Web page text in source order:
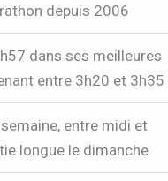
depuis 2006
dans ses meilleures
entre 3h20 et 3h35
entre midi et
longue le dimanche